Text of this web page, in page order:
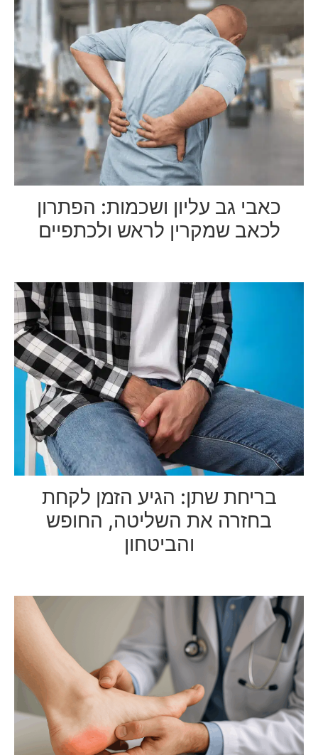
כאבי גב עליון ושכמות: הפתרון
לכאב שמקרין לראש ולכתפיים
בריחת שתן: הגיע הזמן לקחת
בחזרה את השליטה, החופש
והביטחון